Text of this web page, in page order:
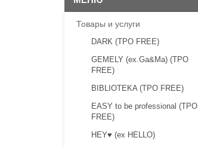
Товары и услуги
DARK (TPO FREE)
GEMELY (ex.Ga&Ma) (TPO
FREE)
BIBLIOTEKA (TPO FREE)
EASY to be professional (TPO
FREE)
HEY♥ (ex HELLO)